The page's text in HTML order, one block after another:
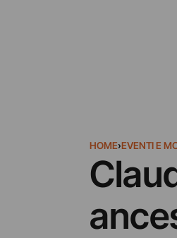
HOME›EVENTI E